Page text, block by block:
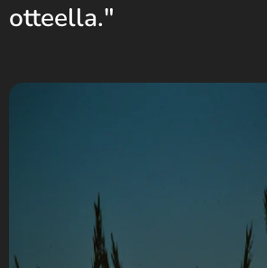
otteella."